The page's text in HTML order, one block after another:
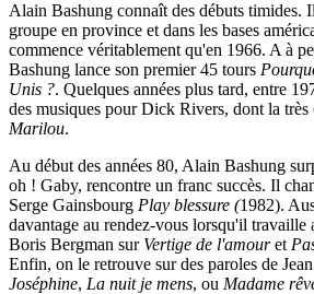
Alain Bashung connaît des débuts timides.
groupe en province et dans les bases
commence véritablement qu'en 1966. A à
Bashung lance son premier 45 tours
Unis ?. Quelques années plus tard, entre
des musiques pour Dick Rivers, dont la très
Marilou.
Au début des années 80, Alain Bashung
oh ! Gaby, rencontre un franc succès. Il
Serge Gainsbourg Play blessure (1982).
davantage au rendez-vous lorsqu'il travaille
Boris Bergman sur Vertige de l'amouret
Enfin, on le retrouve sur des paroles de
Joséphine, La nuit je mens, ou Madame